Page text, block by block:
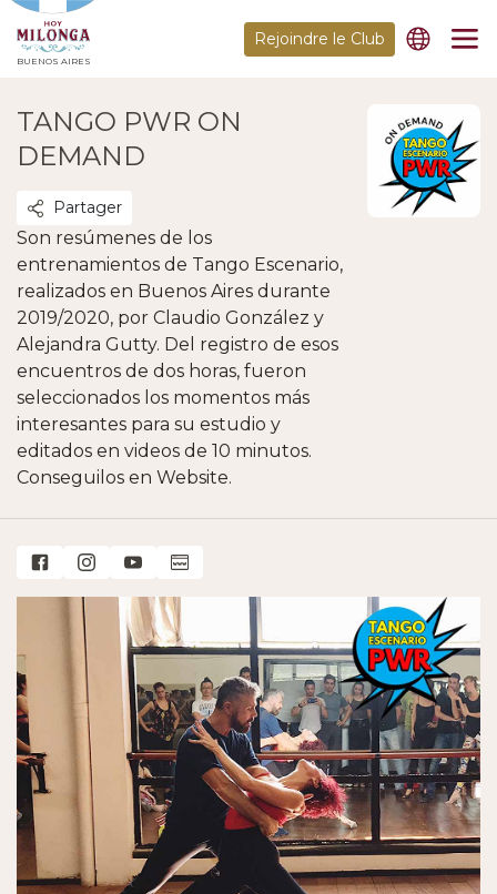
BUENOS AIRES
Rejoindre le Club
TANGO PWR ON
DEMAND
Partager
Son resúmenes de los
entrenamientos de Tango Escenario,
realizados en Buenos Aires durante
2019/2020, por Claudio González y
Alejandra Gutty. Del registro de esos
encuentros de dos horas, fueron
seleccionados los momentos más
interesantes para su estudio y
editados en videos de 10 minutos.
Conseguilos en Website.